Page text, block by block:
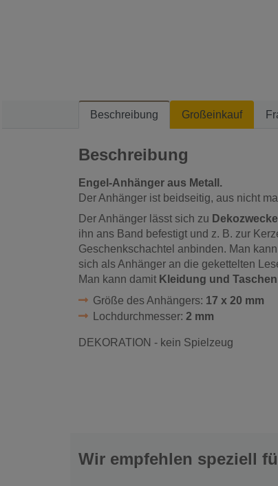
Beschreibung Großeinkauf
Beschreibung
Engel-Anhänger aus Metall.
Der Anhänger ist beidseitig, aus nicht
Der Anhänger lässt sich zu
ihn ans Band befestigt und z. B. zur
Geschenkschachtel anbinden. Man
sich als Anhänger an die gekettelten
Man kann damit Kleidung und
Größe des Anhängers: 17 x 20 mm
Lochdurchmesser: 2 mm
DEKORATION - kein Spielzeug
Wir empfehlen speziell